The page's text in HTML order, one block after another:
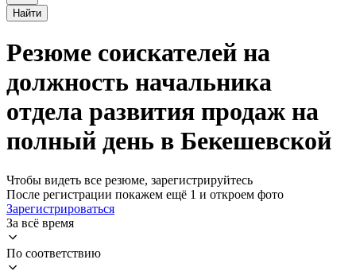
Найти
Резюме соискателей на
должность начальника
отдела развития продаж на
полный день в Бекешевской
Чтобы видеть все резюме, зарегистрируйтесь
После регистрации покажем ещё 1 и откроем фото
Зарегистрироваться
За всё время
По соответствию